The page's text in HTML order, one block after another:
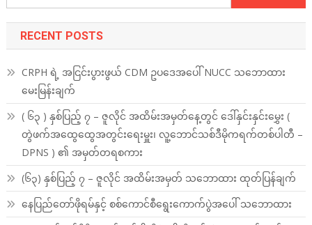
for:
RECENT POSTS
CRPH ရဲ့ အငြင်းပွားဖွယ် CDM ဥပဒေအပေါ် NUCC သဘောထား
မေးမြန်းချက်
( ၆၃ ) နှစ်ပြည့် ၇ – ဇူလိုင် အထိမ်းအမှတ်နေ့တွင် ဒေါ်နှင်းနှင်းမွှေး (
တွဲဖက်အထွေထွေအတွင်းရေးမှူး၊ လူ့ဘောင်သစ်ဒီမိုကရက်တစ်ပါတီ –
DPNS ) ၏ အမှတ်တရစကား
(၆၃) နှစ်ပြည့် ၇ – ဇူလိုင် အထိမ်းအမှတ် သဘောထား ထုတ်ပြန်ချက်
နေပြည်တော်ဖိုရမ်နှင့် စစ်ကောင်စီရွေးကောက်ပွဲအပေါ် သဘောထား